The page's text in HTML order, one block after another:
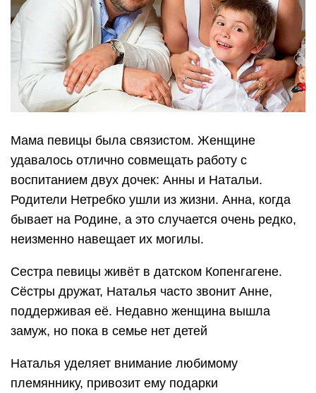
Мама певицы была связистом. Женщине
удавалось отлично совмещать работу с
воспитанием двух дочек: Анны и Натальи.
Родители Нетребко ушли из жизни. Анна, когда
бывает на Родине, а это случается очень редко,
неизменно навещает их могилы.
Сестра певицы живёт в датском Копенгагене.
Сёстры дружат, Наталья часто звонит Анне,
поддерживая её. Недавно женщина вышла
замуж, но пока в семье нет детей
Наталья уделяет внимание любимому
племяннику, привозит ему подарки